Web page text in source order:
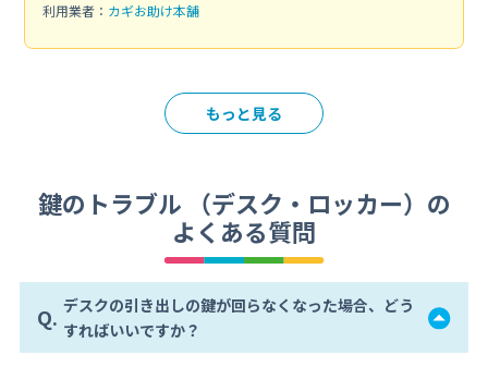
利用業者： カギお助け本舗
もっと見る
鍵のトラブル （デスク・ロッカー）の
よくある質問
Q. デスクの引き出しの鍵が回らなくなった場合、どう
すればいいですか？